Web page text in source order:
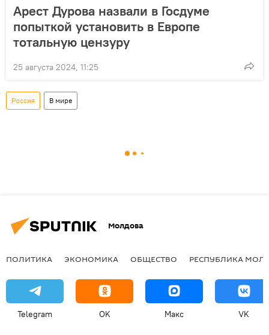
Арест Дурова назвали в Госдуме
попыткой установить в Европе
тотальную цензуру
25 августа 2024, 11:25
Россия В мире
Молдова
ПОЛИТИКА ЭКОНОМИКА ОБЩЕСТВО РЕСПУБЛИКА
Telegram OK Макс VK